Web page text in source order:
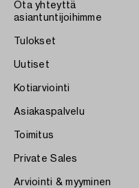
Ota yhteyttä
asiantuntijoihimme
Tulokset
Uutiset
Kotiarviointi
Asiakaspalvelu
Toimitus
Private Sales
Arviointi & myyminen